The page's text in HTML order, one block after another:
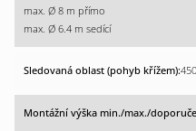
max. Ø 8 m přímo
max. Ø 6.4 m sedící